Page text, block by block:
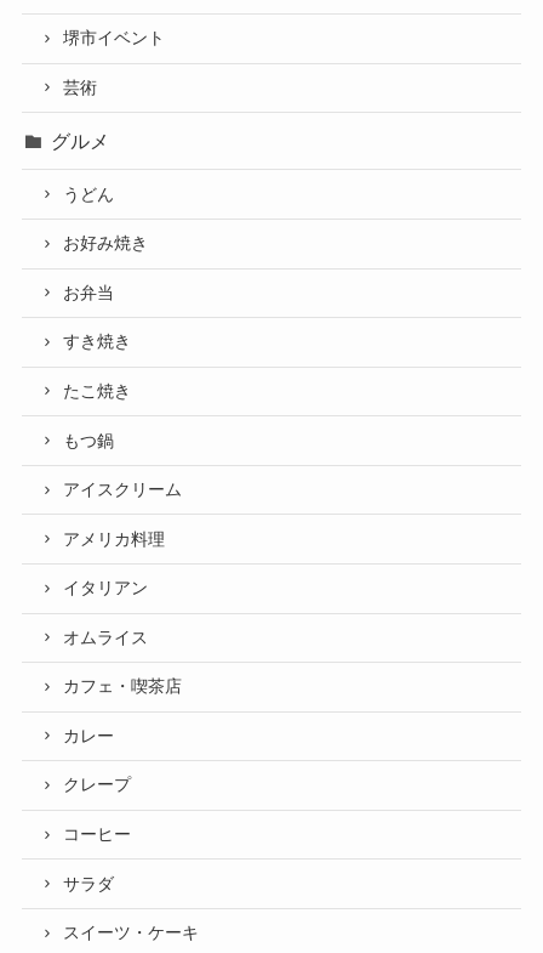
堺市イベント
芸術
グルメ
うどん
お好み焼き
お弁当
すき焼き
たこ焼き
もつ鍋
アイスクリーム
アメリカ料理
イタリアン
オムライス
カフェ・喫茶店
カレー
クレープ
コーヒー
サラダ
スイーツ・ケーキ